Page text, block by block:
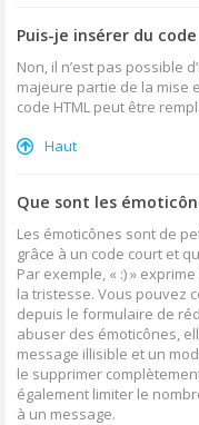
Puis-je insérer du code
Non, il n’est pas possible
majeure partie de la mise
code HTML peut être
Haut
Que sont les
Les émoticônes sont de
grâce à un code court et
Par exemple, « :) »
la tristesse. Vous pouvez
depuis le formulaire de
abuser des émoticônes,
message illisible et un
le supprimer
également limiter le
à un message.